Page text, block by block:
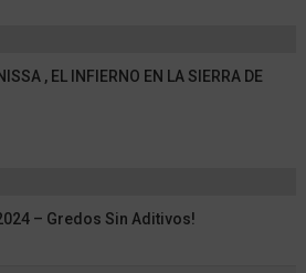
, EL INFIERNO EN LA SIERRA DE
– Gredos Sin Aditivos!